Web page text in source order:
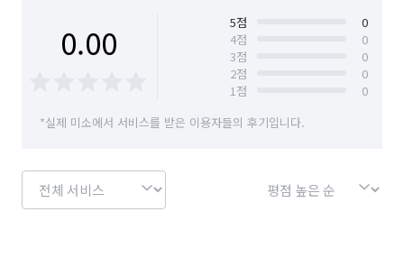
경기 용인시 수지구
경기 용인시 처인구 경기 의왕시
경남 거제시
부산 동래구 부산 북구 부산 연제구
서울 강남구 서울 강동구
서울 광진구 서울 서초구
0.00 5점
0
4점
0
3점
0
2점
0
1점
0
*실제 미소에서 서비스를 받은 이용자들의 후기입니다.